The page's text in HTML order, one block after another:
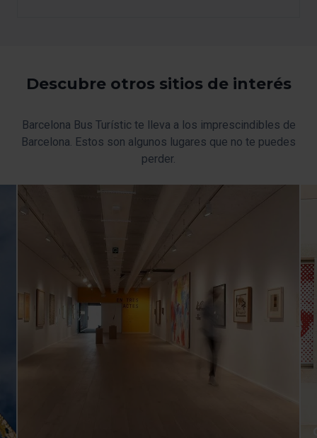
Descubre otros sitios de interés
Barcelona Bus Turístic te lleva a los imprescindibles de
Barcelona. Estos son algunos lugares que no te puedes
perder.